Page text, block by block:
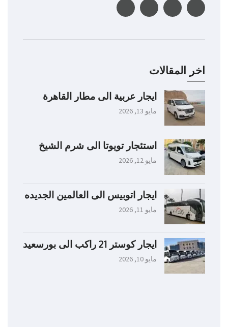
اخر المقالات
ايجار عربية الى مطار القاهرة
مايو 13, 2026
استئجار تويوتا الى شرم الشيخ
مايو 12, 2026
ايجار اتوبيس الى العالمين الجديده
مايو 11, 2026
ايجار كوستر 21 راكب الى بورسعيد
مايو 10, 2026